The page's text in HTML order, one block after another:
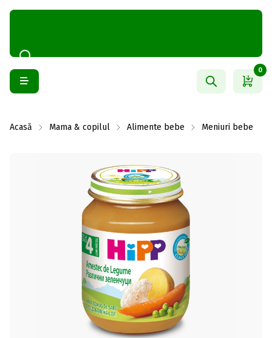
0
Acasă Mama & copilul Alimente bebe Meniuri bebe